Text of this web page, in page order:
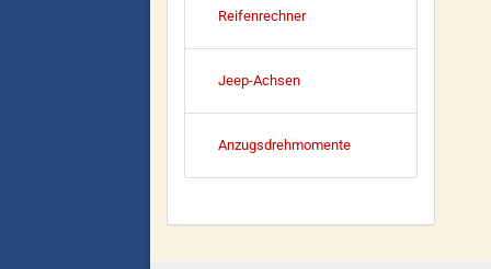
Reifenrechner
Jeep-Achsen
Anzugsdrehmomente